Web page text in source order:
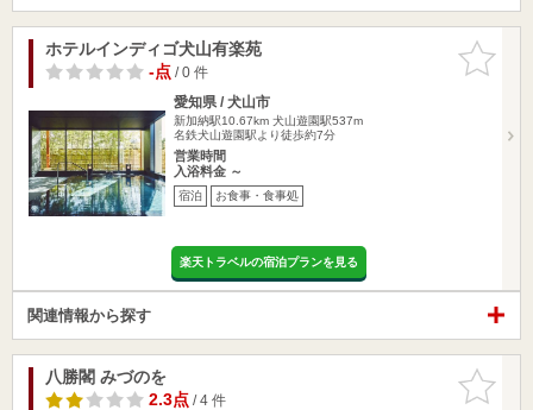
お気に入
りに追加
ホテルインディゴ犬山有楽苑
-点/ 0 件
愛知県 / 犬山市
新加納駅10.67km 犬山遊園駅537m
名鉄犬山遊園駅より徒歩約7分
営業時間
入浴料金 ～
宿泊 お食事・食事処
楽天トラベルの宿泊プランを見る
関連情報から探す
お気に入
りに追加
八勝閣 みづのを
2.3点/ 4 件